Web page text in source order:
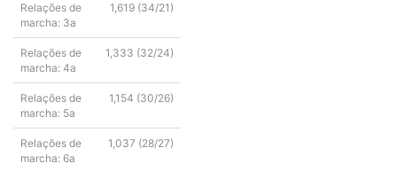
Relações de
marcha: 3a
1,619 (34/21)
Relações de
marcha: 4a
1,333 (32/24)
Relações de
marcha: 5a
1,154 (30/26)
Relações de
marcha: 6a
1,037 (28/27)